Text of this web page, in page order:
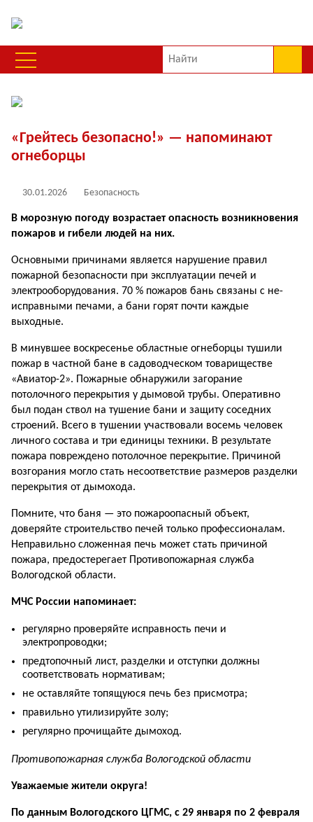
«Грейтесь безопасно!» — напоминают
огнеборцы
30.01.2026 Безопасность
В морозную погоду возрастает опасность возникновения
по­жаров и гибели людей на них.
Основными причинами являет­ся нарушение правил
пожарной безопасности при эксплуатации печей и
электрооборудования. 70 % пожаров бань связаны с не­
исправными печами, а бани горят почти каждые
выходные.
В минувшее воскресенье об­ластные огнеборцы тушили
пожар в частной бане в садоводческом товариществе
«Авиатор-2». По­жарные обнаружили загорание
потолочного перекрытия у дымо­вой трубы. Оперативно
был подан ствол на тушение бани и защиту соседних
строений. Всего в туше­нии участвовали восемь человек
личного состава и три единицы техники. В результате
пожара по­вреждено потолочное перекрытие. Причиной
возгорания могло стать несоответствие размеров раздел­ки
перекрытия от дымохода.
Помните, что баня — это по­жароопасный объект,
доверяйте строительство печей только про­фессионалам.
Неправильно сло­женная печь может стать причиной
пожара, предостерегает Противо­пожарная служба
Вологодской области.
МЧС России напоминает:
регулярно проверяйте исправ­ность печи и
электропроводки;
предтопочный лист, разделки и отступки должны
соответствовать нормативам;
не оставляйте топящуюся печь без присмотра;
правильно утилизируйте золу;
регулярно прочищайте дымо­ход.
Противопожарная служба Вологодской области
Уважаемые жители округа!
По данным Вологодского ЦГМС, с 29 января по 2 февраля